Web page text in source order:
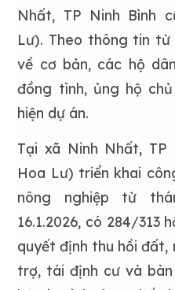
Nhất, TP Ninh Bình
Lư). Theo thông tin từ
về cơ bản, các hộ
đồng tình, ủng hộ
hiện dự án.
Tại xã Ninh Nhất, TP
Hoa Lư) triển khai
nông nghiệp từ
16.1.2026, có 284/313
quyết định thu hồi đất,
trợ, tái định cư và